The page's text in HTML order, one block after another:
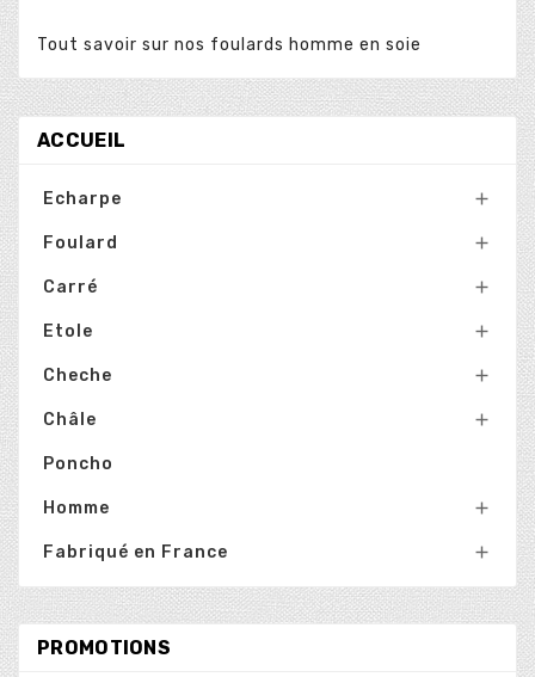
Tout savoir sur nos foulards homme en soie
ACCUEIL
Echarpe 
Foulard 
Carré 
Etole 
Cheche 
Châle 
Poncho
Homme 
Fabriqué en France 
PROMOTIONS